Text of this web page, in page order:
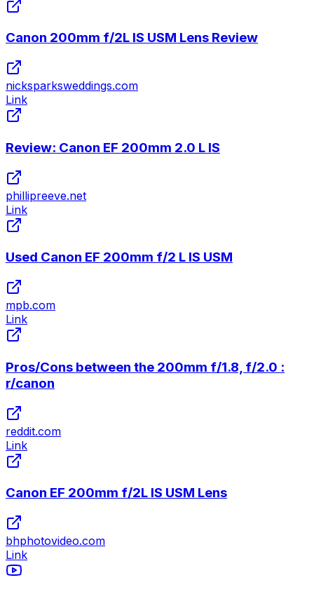
Canon 200mm f/2L IS USM Lens Review
nicksparksweddings.com
Link
Review: Canon EF 200mm 2.0 L IS
phillipreeve.net
Link
Used Canon EF 200mm f/2 L IS USM
mpb.com
Link
Pros/Cons between the 200mm f/1.8, f/2.0 :
r/canon
reddit.com
Link
Canon EF 200mm f/2L IS USM Lens
bhphotovideo.com
Link